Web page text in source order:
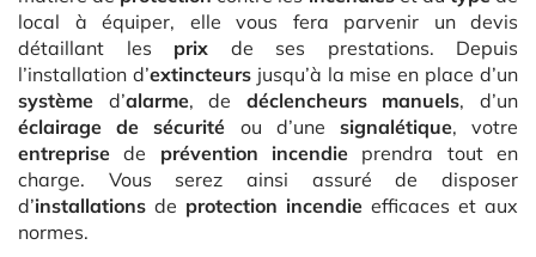
local à équiper, elle vous fera parvenir un devis
détaillant les prix de ses prestations. Depuis
l’installation d’extincteurs jusqu’à la mise en place d’un
système d’alarme, de déclencheurs manuels, d’un
éclairage de sécurité ou d’une signalétique, votre
entreprise de prévention incendie prendra tout en
charge. Vous serez ainsi assuré de disposer
d’installations de protection incendie efficaces et aux
normes.